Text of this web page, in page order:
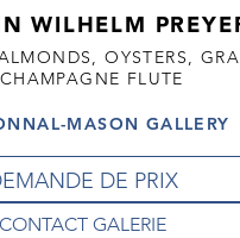
WILHELM
OYSTERS,
FLUTE
MASON GALLERY
DE PRIX
CONTACT GALERIE